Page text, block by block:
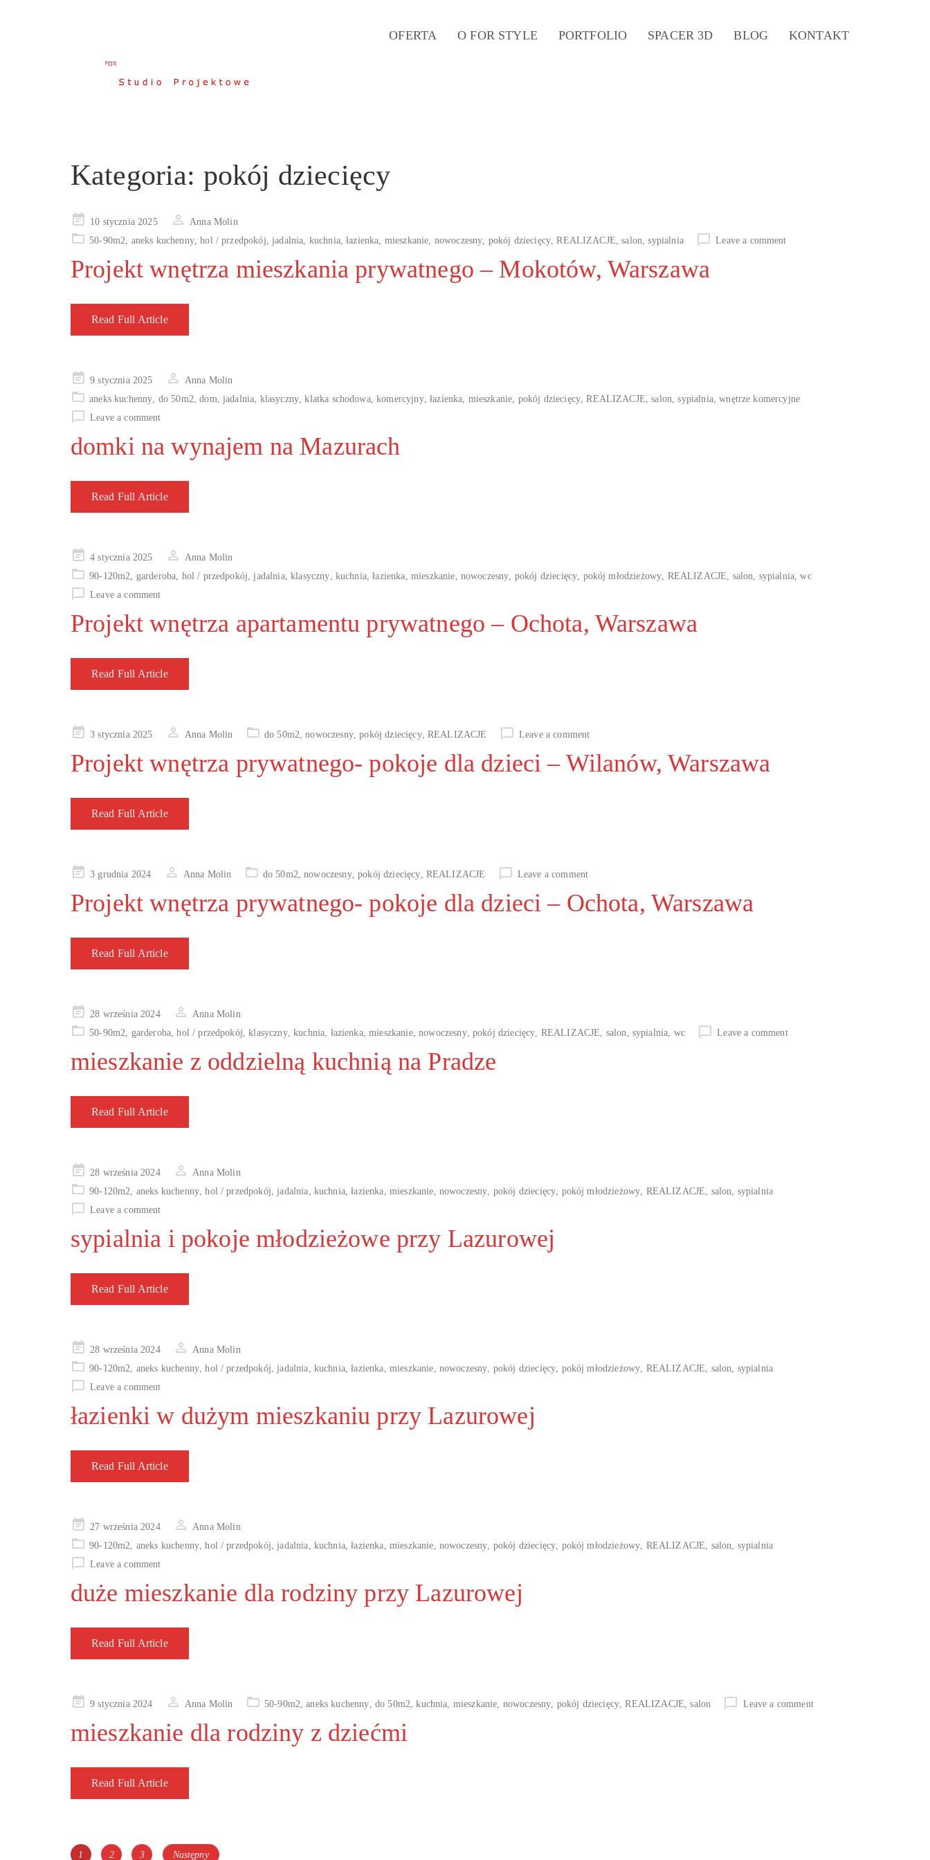
OFERTA O FOR STYLE PORTFOLIO SPACER 3D BLOG KONTAKT
Kategoria: pokój dziecięcy
Posted
on
10 stycznia 2025
Anna Molin
50-90m2, aneks kuchenny,hol / przedpokój,jadalnia, kuchnia,łazienka, mieszkanie, nowoczesny, pokój dziecięcy,REALIZACJE,salon,sypialnia Leave a comment
Projekt wnętrza mieszkania prywatnego – Mokotów, Warszawa
Read Full Article
Posted
on
9 stycznia 2025
Anna Molin
aneks kuchenny, do 50m2,dom,jadalnia, klasyczny,klatka schodowa,komercyjny,łazienka, mieszkanie, pokój dziecięcy,REALIZACJE,salon,sypialnia,wnętrze komercyjne
Leave a comment
domki na wynajem na Mazurach
Read Full Article
Posted
on
4 stycznia 2025
Anna Molin
90-120m2, garderoba, hol / przedpokój,jadalnia,klasyczny, kuchnia,łazienka, mieszkanie, nowoczesny, pokój dziecięcy, pokój młodzieżowy, REALIZACJE, salon, sypialnia,wc
Leave a comment
Projekt wnętrza apartamentu prywatnego – Ochota, Warszawa
Read Full Article
Posted3 stycznia 2025 Anna Molin do 50m2,nowoczesny,pokój dziecięcy, REALIZACJE Leave a comment
Projekt wnętrza prywatnego- pokoje dla dzieci – Wilanów, Warszawa
Read Full Article
Posted3 grudnia 2024 Anna Molin do 50m2,nowoczesny,pokój dziecięcy, REALIZACJE Leave a comment
Projekt wnętrza prywatnego- pokoje dla dzieci – Ochota, Warszawa
Read Full Article
Posted
on
28 września 2024
Anna Molin
50-90m2, garderoba,hol / przedpokój,klasyczny,kuchnia, łazienka,mieszkanie,nowoczesny,pokój dziecięcy, REALIZACJE, salon, sypialnia, wc Leave a comment
mieszkanie z oddzielną kuchnią na Pradze
Read Full Article
Posted
on
28 września 2024
Anna Molin
90-120m2, aneks kuchenny,hol / przedpokój,jadalnia, kuchnia,łazienka, mieszkanie, nowoczesny, pokój dziecięcy, pokój młodzieżowy, REALIZACJE, salon, sypialnia
Leave a comment
sypialnia i pokoje młodzieżowe przy Lazurowej
Read Full Article
Posted
on
28 września 2024
Anna Molin
90-120m2, aneks kuchenny,hol / przedpokój,jadalnia, kuchnia,łazienka, mieszkanie, nowoczesny, pokój dziecięcy, pokój młodzieżowy, REALIZACJE, salon, sypialnia
Leave a comment
łazienki w dużym mieszkaniu przy Lazurowej
Read Full Article
Posted
on
27 września 2024
Anna Molin
90-120m2, aneks kuchenny,hol / przedpokój,jadalnia, kuchnia,łazienka, mieszkanie, nowoczesny, pokój dziecięcy, pokój młodzieżowy, REALIZACJE, salon, sypialnia
Leave a comment
duże mieszkanie dla rodziny przy Lazurowej
Read Full Article
Posted9 stycznia 2024 Anna Molin 50-90m2,aneks kuchenny, do 50m2,kuchnia, mieszkanie, nowoczesny, pokój dziecięcy,REALIZACJE,salon Leave a comment
mieszkanie dla rodziny z dziećmi
Read Full Article
Page
1 Page
2 Page
3 Następny